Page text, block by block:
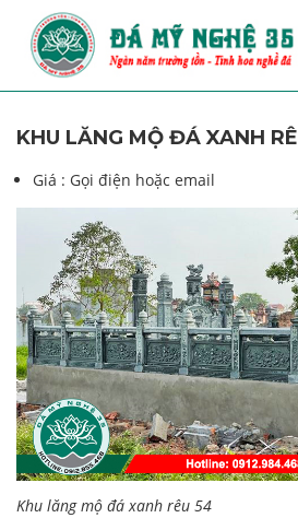
KHU LĂNG MỘ ĐÁ XANH
Giá : Gọi điện hoặc email
Khu lăng mộ đá xanh rêu 54